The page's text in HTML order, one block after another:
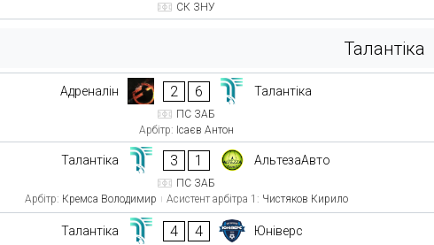
СК ЗНУ
Талантіка
Адреналін 2 6 Талантіка
ПС ЗАБ
Арбітр: Ісаєв Антон
Талантіка 3 1 АльтезаАвто
ПС ЗАБ
Арбітр: Кремса Володимир Асистент арбітра 1: Чистяков Кирило
Талантіка 4 4 Юніверс